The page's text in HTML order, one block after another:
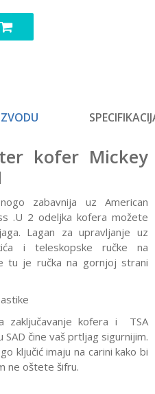
kofer Mickey
zabavnija uz American
.U 2 odeljka kofera možete
Lagan za upravljanje uz
i teleskopske ručke na
tu je ručka na gornjoj strani
zaključavanje kofera i TSA
čine vaš prtljag sigurnijim.
ključić imaju na carini kako bi
ne oštete šifru.